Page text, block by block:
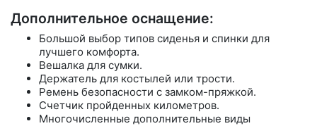
Дополнительное оснащение:
Большой выбор типов сиденья и спинки для
лучшего комфорта.
Вешалка для сумки.
Держатель для костылей или трости.
Ремень безопасности с замком-пряжкой.
Счетчик пройденных километров.
Многочисленные дополнительные виды